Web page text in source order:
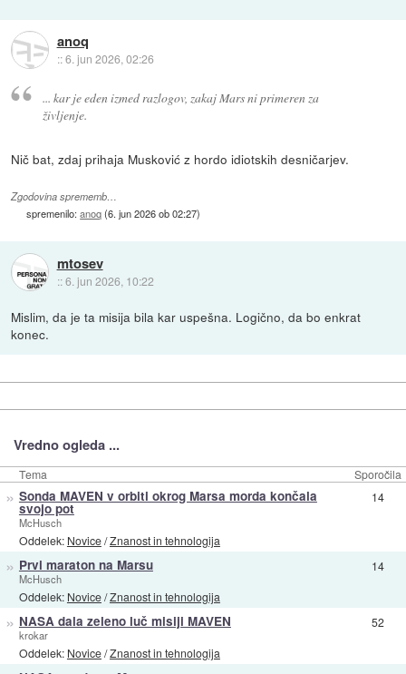
anoq
::6. jun 2026, 02:26
... kar je eden izmed razlogov, zakaj Mars ni primeren za
življenje.
Nič bat, zdaj prihaja Musković z hordo idiotskih desničarjev.
Zgodovina sprememb…
spremenilo:anoq(6. jun 2026 ob 02:27)
mtosev
::6. jun 2026, 10:22
Mislim, da je ta misija bila kar uspešna. Logično, da bo enkrat
konec.
Vredno ogleda ...
Tema Sporočila
» Sonda MAVEN v orbiti okrog Marsa morda končala
svojo pot
McHusch
Oddelek: Novice/Znanost in tehnologija
14
» Prvi maraton na Marsu
McHusch
Oddelek: Novice/Znanost in tehnologija
14
» NASA dala zeleno luč misiji MAVEN
krokar
Oddelek: Novice/Znanost in tehnologija
52